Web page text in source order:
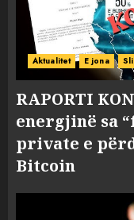
Aktualitet E jona
RAPORTI
energjinë sa
private e
Bitcoin